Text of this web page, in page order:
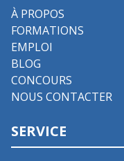
À PROPOS
FORMATIONS
EMPLOI
BLOG
CONCOURS
NOUS CONTACTER
SERVICE